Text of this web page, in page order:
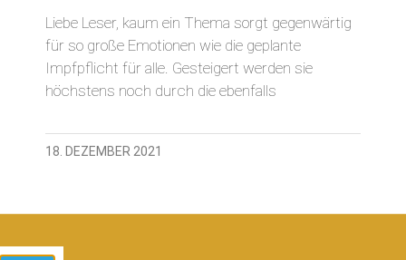
Liebe Leser, kaum ein Thema sorgt gegenwärtig
für so große Emotionen wie die geplante
Impfpflicht für alle. Gesteigert werden sie
höchstens noch durch die ebenfalls
18. DEZEMBER 2021